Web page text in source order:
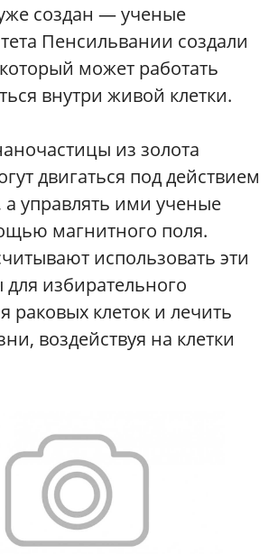
создан — ученые
Пенсильвании создали
может работать
внутри живой клетки.
из золота
двигаться под действием
а управлять ими ученые
магнитного поля.
использовать эти
избирательного
раковых клеток и лечить
воздействуя на клетки